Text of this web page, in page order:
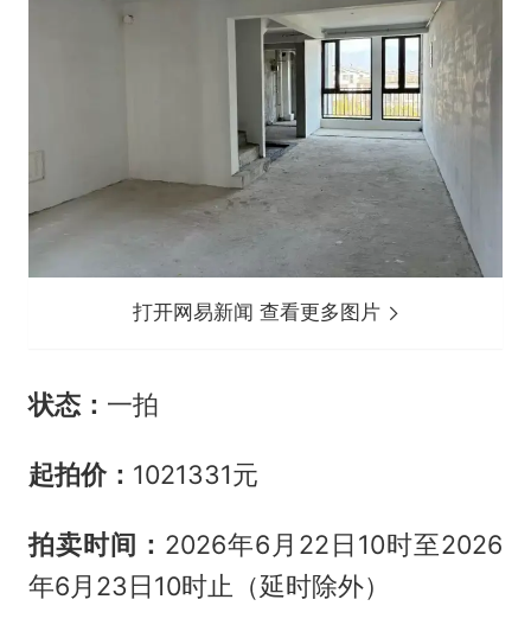
打开网易新闻 查看更多图片
状态： 一拍
起拍价： 1021331元
拍卖时间： 2026年6月22日10时至2026
年6月23日10时止（延时除外）